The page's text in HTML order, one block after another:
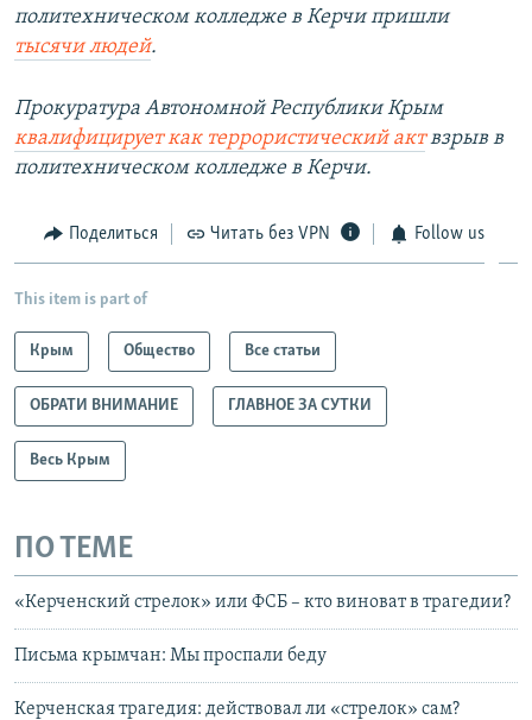
политехническом колледже в Керчи пришли
тысячи людей.
Прокуратура Автономной Республики Крым
квалифицирует как террористический актвзрыв в
политехническом колледже в Керчи.
Поделиться Читать без VPN Follow us
This item is part of
Крым Общество Все статьи
ОБРАТИ ВНИМАНИЕ ГЛАВНОЕ ЗА СУТКИ
Весь Крым
ПО ТЕМЕ
«Керченский стрелок» или ФСБ – кто виноват в трагедии?
Письма крымчан: Мы проспали беду
Керченская трагедия: действовал ли «стрелок» сам?